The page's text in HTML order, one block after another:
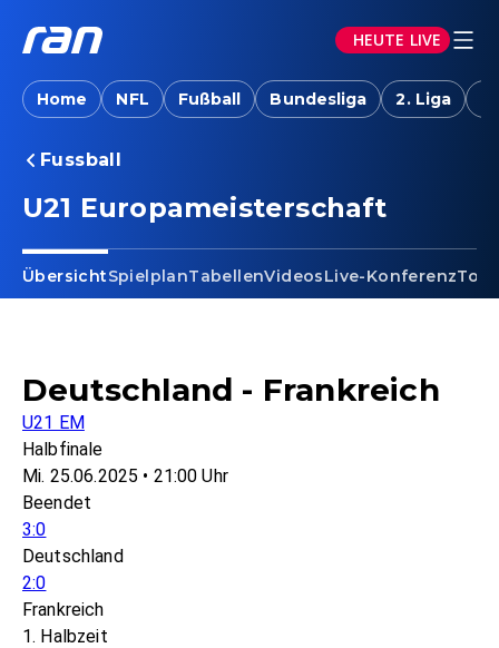
HEUTE LIVE
Home NFL Fußball Bundesliga 2. Liga
Fussball
U21 Europameisterschaft
ÜbersichtSpielplanTabellenVideosLive-Konferenz
Deutschland - Frankreich
U21 EM
Halbfinale
Mi. 25.06.2025 • 21:00 Uhr
Beendet
3:0
Deutschland
2:0
Frankreich
1. Halbzeit